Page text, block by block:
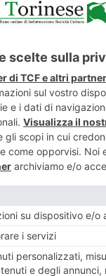
largo è una
per quello che è: